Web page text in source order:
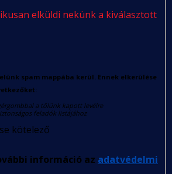
elküldi nekünk a kiválasztott
spam mappába kerül. Ennek elkerülése
a tőlünk kapott levélre
feladók listájához
kötelező
információ az adatvédelmi